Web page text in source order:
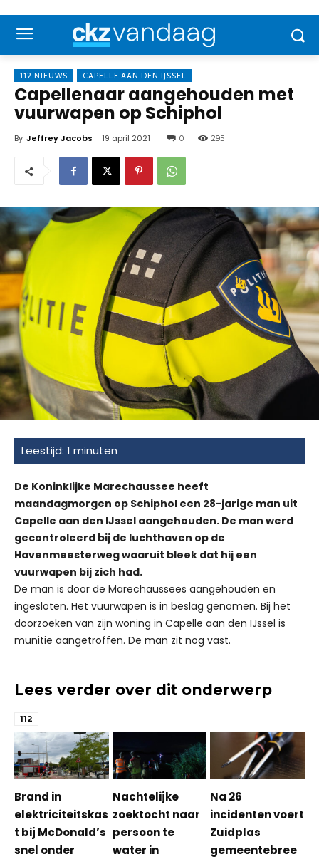
112 NIEUWS CAPELLE AAN DEN IJSSEL
Capellenaar aangehouden met
vuurwapen op Schiphol
By Jeffrey Jacobs 19 april 2021 0 295
De Koninklijke Marechaussee heeft
maandagmorgen op Schiphol een 28-jarige man uit
Capelle aan den IJssel aangehouden. De man werd
gecontroleerd bij de luchthaven op de
Havenmeesterweg waaruit bleek dat hij een
vuurwapen bij zich had.
De man is door de Marechaussees aangehouden en
ingesloten. Het vuurwapen is in beslag genomen. Bij het
doorzoeken van zijn woning in Capelle aan den IJssel is
munitie aangetroffen. De man zit nog vast.
Lees verder over dit onderwerp
112
Brand in
elektriciteitskas
t bij McDonald’s
snel onder
Nachtelijke
zoektocht naar
persoon te
water in
Na 26
incidenten voert
Zuidplas
gemeentebree